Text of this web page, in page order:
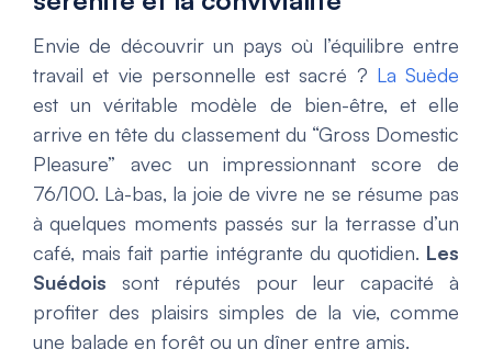
Envie de découvrir un pays où l’équilibre entre
travail et vie personnelle est sacré ? La Suède
est un véritable modèle de bien-être, et elle
arrive en tête du classement du “Gross Domestic
Pleasure” avec un impressionnant score de
76/100. Là-bas, la joie de vivre ne se résume pas
à quelques moments passés sur la terrasse d’un
café, mais fait partie intégrante du quotidien. Les
Suédois sont réputés pour leur capacité à
profiter des plaisirs simples de la vie, comme
une balade en forêt ou un dîner entre amis.